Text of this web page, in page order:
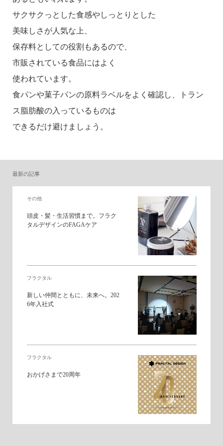
サクサクっとした食感やしっとりとした
美味しさが人気な上、
保存料としての役割もあるので、
市販されている食品にはよく
使われています。
食パンや菓子パンの原料ラベルをよく確認し、トラン
ス脂肪酸の入っているものは
できるだけ避けましょう。
最新の記事
その他
頭皮・髪・生活習慣まで。フラク
タルデザインのFAGAケア
フラクタル
新しい仲間とともに、未来へ。202
6年入社式
フラクタル
おかげさまで20周年